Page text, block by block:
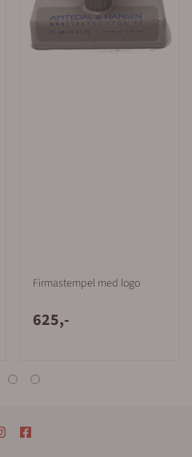
Firmastempel med logo
625,-